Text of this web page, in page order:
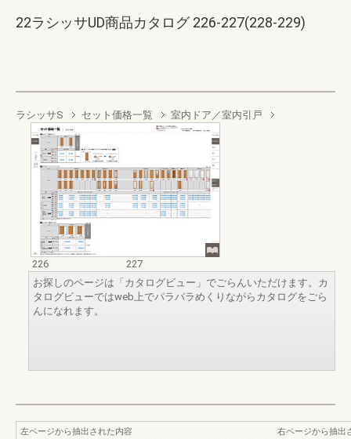
22ラシッサUD商品カタログ 226-227(228-229)
ラシッサS セット価格一覧 室内ドア／室内引戸
226
227
お探しのページは「カタログビュー」でごらんいただけます。カ
タログビューではweb上でパラパラめくりながらカタログをごら
んになれます。
左ページから抽出された内容
右ページから抽出